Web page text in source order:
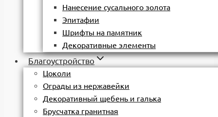
Нанесение сусального золота
Эпитафии
Шрифты на памятник
Декоративные элементы
Благоустройство
Цоколи
Ограды из нержавейки
Декоративный щебень и галька
Брусчатка гранитная